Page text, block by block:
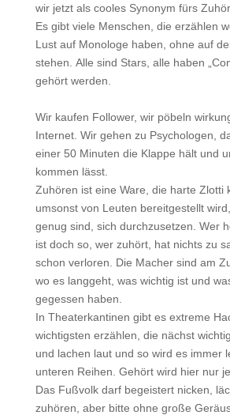
wir jetzt als cooles Synonym fürs
Es gibt viele Menschen, die erzählen
Lust auf Monologe haben, ohne auf
stehen. Alle sind Stars, alle haben
gehört werden.
Wir kaufen Follower, wir pöbeln
Internet. Wir gehen zu Psychologen,
einer 50 Minuten die Klappe hält und
kommen lässt.
Zuhören ist eine Ware, die harte Zlotti
umsonst von Leuten bereitgestellt
genug sind, sich durchzusetzen. Wer
ist doch so, wer zuhört, hat nichts zu
schon verloren. Die Macher sind am
wo es langgeht, was wichtig ist und
gegessen haben.
In Theaterkantinen gibt es extreme
wichtigsten erzählen, die nächst
und lachen laut und so wird es immer
unteren Reihen. Gehört wird hier nur
Das Fußvolk darf begeistert nicken,
zuhören, aber bitte ohne große